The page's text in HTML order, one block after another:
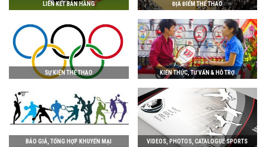
LIÊN KẾT BÁN HÀNG ĐỊA ĐIỂM THỂ THAO
SỰ KIỆN THỂ THAO KIẾN THỨC, TƯ VẤN & HỖ TRỢ
BÁO GIÁ, TỔNG HỢP KHUYẾN MẠI VIDEOS, PHOTOS, CATALOGUE SPORTS